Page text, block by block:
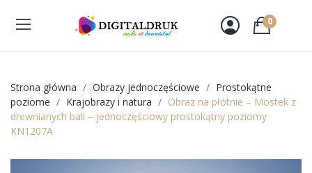
0
Strona główna Obrazy jednoczęściowe
Prostokątne
poziome
Krajobrazy i natura
Obraz na płótnie – Mostek z
drewnianych bali – jednoczęściowy prostokątny poziomy
KN1207A